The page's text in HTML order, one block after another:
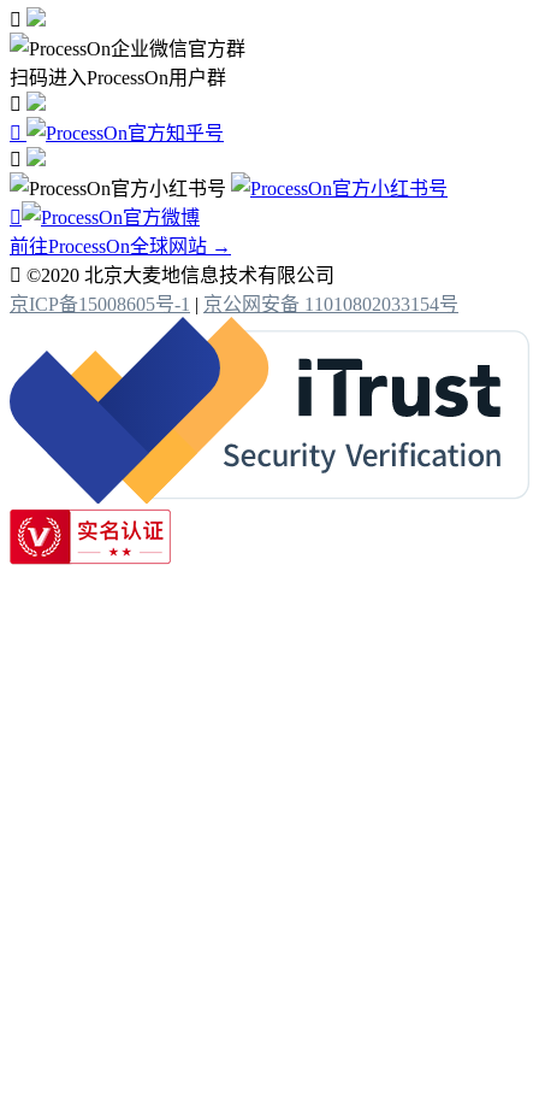

扫码进入ProcessOn用户群




前往ProcessOn全球网站 →
 ©2020 北京大麦地信息技术有限公司
京ICP备15008605号-1 | 京公网安备 11010802033154号